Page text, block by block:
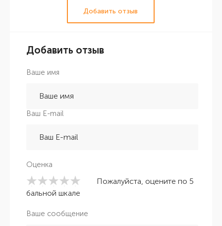
Добавить отзыв
Добавить отзыв
Ваше имя
Ваш E-mail
Оценка
Пожалуйста, оцените по 5
бальной шкале
Ваше сообщение